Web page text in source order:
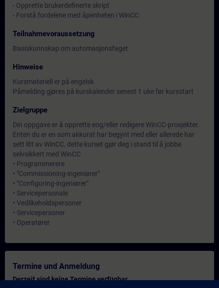
- Opprette brukerdefinerte skript
- Forstå fordelene med åpenheten i WinCC
Teilnahmevoraussetzung
Basiskunnskap om automasjonsfaget
Hinweise
Kursmateriell er på engelsk
Påmelding gjøres på kurskalender senest 1 uke før kursstart
Zielgruppe
Din oppgave er å opprette eog/eller redigere WinCC-prosjekter.
Enten du er en som akkurat har begynt med eller allerede har
sett litt av WinCC, dette kurset gjør deg i stand til å jobbe
selvsikkert med WinCC
• Programmerere
• "Commissioning-ingeniører"
• "Configuring-ingeniører"
• Servicepersonale
• Vedlikeholdspersoner
• Servicepersoner
• Operatører
Termine und Anmeldung
Derzeit sind keine Termine verfügbar